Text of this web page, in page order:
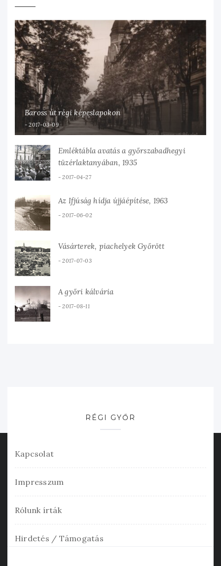
Baross út régi képeslapokon
2017-03-09
Emléktábla avatás a győrszabadhegyi
tüzérlaktanyában, 1935
2017-04-27
Az Ifjúság hídja újjáépítése, 1963
2017-06-02
Vásárterek, piachelyek Győrött
2017-07-03
A győri kálvária
2017-08-11
RÉGI GYŐR
Kapcsolat
Impresszum
Rólunk írták
Hirdetés / Támogatás